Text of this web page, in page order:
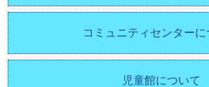
コミュニティセンターに
児童館について